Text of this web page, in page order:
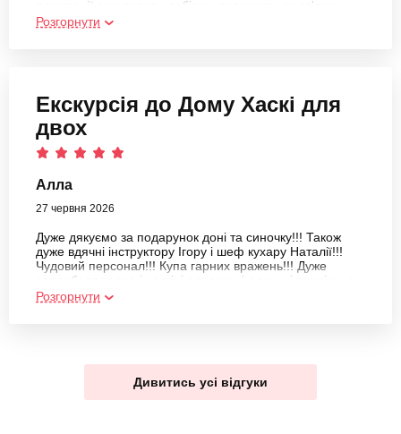
дегустації скуштували добірку козячих та коров'ячих
сирів. Були приємно вражені смаком козячих. Це було
дуже смачно. Сири не мають вираженого козячого
Розгорнути
Екскурсія до Дому Хаскі для
двох
Алла
27 червня 2026
Дуже дякуємо за подарунок доні та синочку!!! Також
дуже вдячні інструктору Ігору і шеф кухару Наталії!!!
Чудовий персонал!!! Купа гарних вражень!!! Дуже
сподобалося все і хаскі, і альпаки, і олень, і павліни, а
єнотам особливий респект!!!))) Дякуємо Bodo!!!!
Розгорнути
Дивитись усі відгуки